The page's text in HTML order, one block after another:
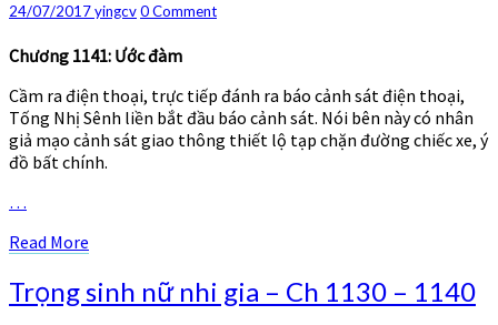
nhi
gia
–
Ch
1141
–
1146
24/07/2017yingcvComments
0 Comment
Chương 1141: Ước đàm
Cầm ra điện thoại, trực tiếp đánh ra báo cảnh sát điện thoại,
Tống Nhị Sênh liền bắt đầu báo cảnh sát. Nói bên này có nhân
giả mạo cảnh sát giao thông thiết lộ tạp chặn đường chiếc xe, ý
đồ bất chính.
…
Read More
Trọng
sinh
Trọng sinh nữ nhi gia – Ch 1130 – 1140